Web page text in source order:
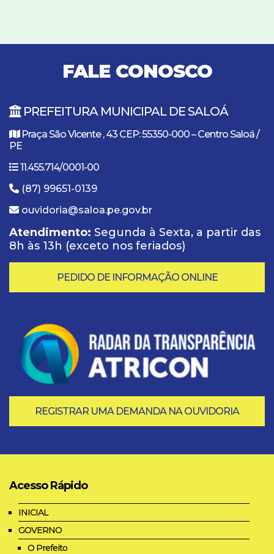
FALE CONOSCO
PREFEITURA MUNICIPAL DE SALOÁ
Praça São Vicente , 43 CEP: 55350-000 – Centro Saloá /
PE
11.455.714/0001-00
(87) 99651-0139
ouvidoria@saloa.pe.gov.br
Atendimento: Segunda à Sexta, a partir das
8h às 13h (exceto nos feriados)
PEDIDO DE INFORMAÇÃO ONLINE
REGISTRAR UMA DEMANDA NA OUVIDORIA
Acesso Rápido
INICIAL
GOVERNO
O Prefeito